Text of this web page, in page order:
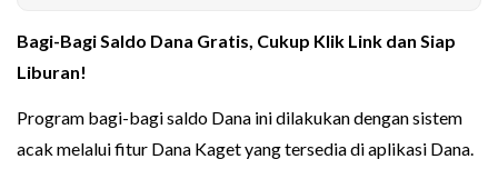
Bagi-Bagi Saldo Dana Gratis, Cukup Klik Link dan Siap
Liburan!
Program bagi-bagi saldo Dana ini dilakukan dengan sistem
acak melalui fitur Dana Kaget yang tersedia di aplikasi Dana.